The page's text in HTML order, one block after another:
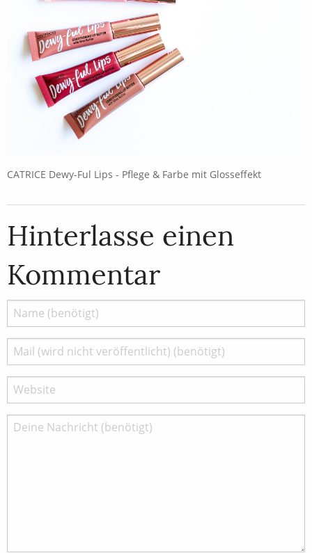
CATRICE Dewy-Ful Lips - Pflege & Farbe mit Glosseffekt
Hinterlasse einen
Kommentar